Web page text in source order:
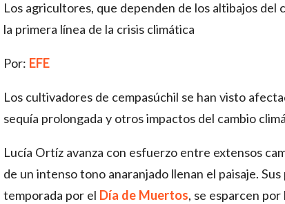
Los agricultores, que dependen de los altibajos del
la primera línea de la crisis climática
Por: EFE
Los cultivadores de cempasúchil se han visto
sequía prolongada y otros impactos del cambio
Lucía Ortíz avanza con esfuerzo entre extensos
de un intenso tono anaranjado llenan el paisaje.
temporada por el Día de Muertos, se esparcen